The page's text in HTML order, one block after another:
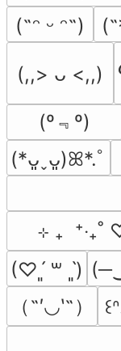
(˶ᵔ ᵕ ᵔ˶)
(,,> ᴗ <,,)
(º﹃º)
(*ᴗ͈ˬᴗ͈)ꕤ*.ﾟ
⊹ ₊
(♡ˊ͈ ꒳ ˋ͈)
（˶′◡‵˶）